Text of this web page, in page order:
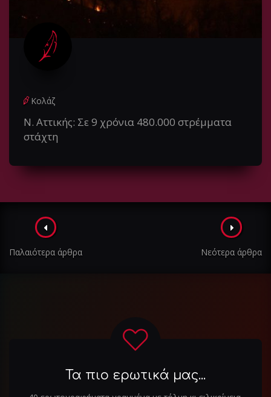
Κολάζ
Ν. Αττικής: Σε 9 χρόνια 480.000 στρέμματα
στάχτη
Πλοήγηση
στα
Παλαιότερα άρθρα Νεότερα άρθρα
Τα πιο ερωτικά μας...